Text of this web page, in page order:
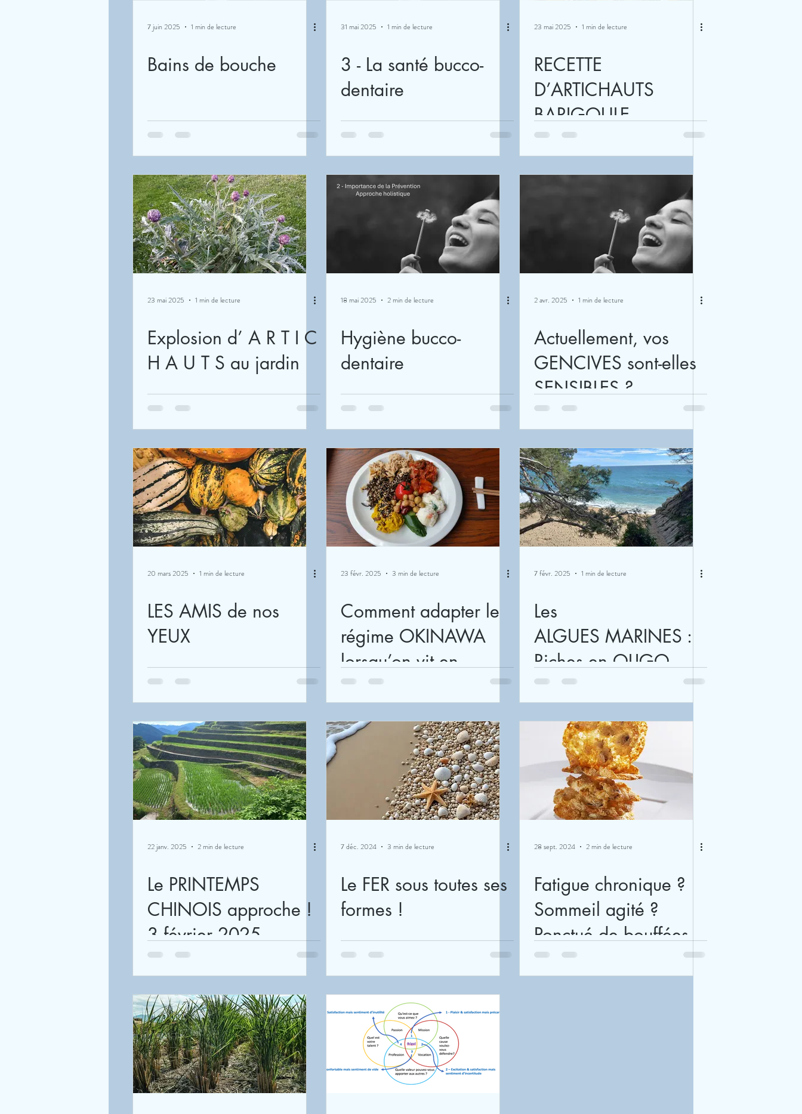
7 juin 2025 1 min de lecture
Bains de bouche
31 mai 2025 1 min de lecture
3 - La santé bucco-
dentaire
23 mai 2025 1 min de lecture
RECETTE
D’ARTICHAUTS
BARIGOULE
23 mai 2025 1 min de lecture
Explosion d’ A R T I C
H A U T S au jardin
18 mai 2025 2 min de lecture
Hygiène bucco-
dentaire
2 avr. 2025 1 min de lecture
Actuellement, vos
GENCIVES sont-elles
SENSIBLES ?
SAIGNENT-elles ?
20 mars 2025 1 min de lecture
LES AMIS de nos
YEUX
23 févr. 2025 3 min de lecture
Comment adapter le
régime OKINAWA
lorsqu’on vit en
France ?
7 févr. 2025 1 min de lecture
Les
ALGUES MARINES :
Riches en OLIGO-
ELEMENTS MARINS
oxydants...
22 janv. 2025 2 min de lecture
Le PRINTEMPS
CHINOIS approche !
3 février 2025
7 déc. 2024 3 min de lecture
Le FER sous toutes ses
formes !
28 sept. 2024 2 min de lecture
Fatigue chronique ?
Sommeil agité ?
Ponctué de bouffées
de chaleur et sueurs